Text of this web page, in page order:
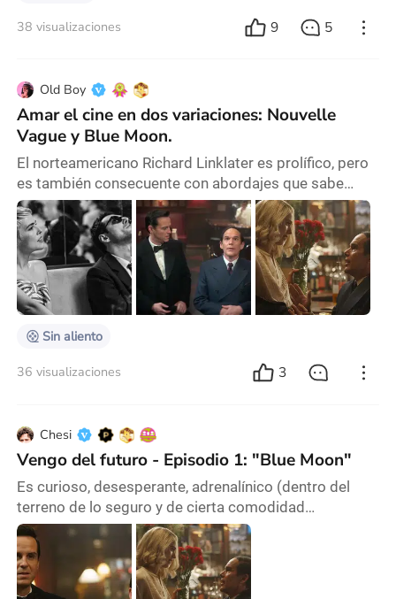
38 visualizaciones 9 5
Old Boy
Amar el cine en dos variaciones: Nouvelle
Vague y Blue Moon.
El norteamericano Richard Linklater es prolífico, pero
es también consecuente con abordajes que sabe
explorar, hasta que su interés derive en algo más,
diferencial, que lo haga continuar por otros rumbos.
Algo así ocurre con la trilogía Antes del amanecer y
Boyhood, en su persecución de un tiempo que se
escapa mientras se lo atrapa; o en las variaciones
practicadas en animación con rotoscopía: Des
Sin aliento
36 visualizaciones 3
Chesi
Vengo del futuro - Episodio 1: "Blue Moon"
Es curioso, desesperante, adrenalínico (dentro del
terreno de lo seguro y de cierta comodidad
burguesa), todo lo que define y sucede en torno al
momento en que la obra de arte se comparte. Voy a
circunscribirme a un espectro más específico del arte,
que es el teatral y especialmente el audiovisual (el que